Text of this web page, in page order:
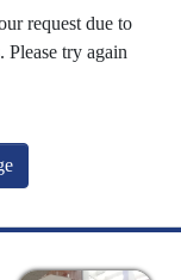
request due to
Please try again